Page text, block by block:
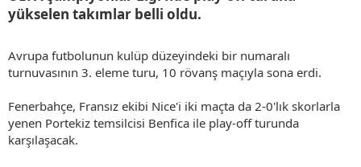
yükselen takımlar belli oldu.​
Avrupa futbolunun kulüp düzeyindeki bir numaralı
turnuvasının 3. eleme turu, 10 rövanş maçıyla sona erdi.
Fenerbahçe, Fransız ekibi Nice'i iki maçta da 2-0'lık skorlarla
yenen Portekiz temsilcisi Benfica ile play-off turunda
karşılaşacak.